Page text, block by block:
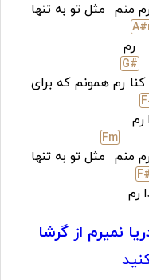
منم مثل تو به تنها
A#
رم
G#
رم همونم که برای
رم
منم
Fm
مثل تو به تنها
رم
نمیرم ازگرشا